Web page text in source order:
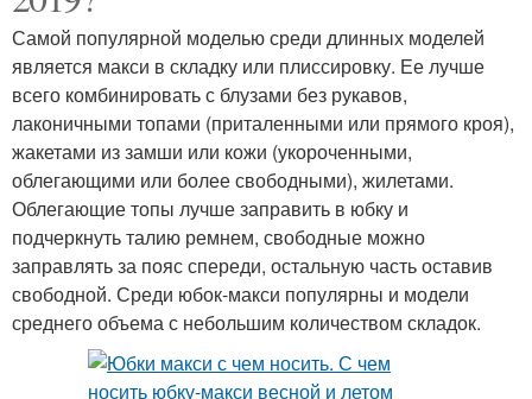
Самой популярной моделью среди длинных моделей
является макси в складку или плиссировку. Ее лучше
всего комбинировать с блузами без рукавов,
лаконичными топами (приталенными или прямого кроя),
жакетами из замши или кожи (укороченными,
облегающими или более свободными), жилетами.
Облегающие топы лучше заправить в юбку и
подчеркнуть талию ремнем, свободные можно
заправлять за пояс спереди, остальную часть оставив
свободной. Среди юбок-макси популярны и модели
среднего объема с небольшим количеством складок.